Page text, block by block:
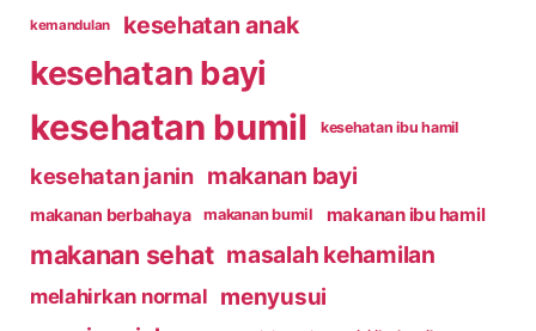
kemandulan kesehatan anak
kesehatan bayi
kesehatan bumil kesehatan ibu hamil
kesehatan janin makanan bayi
makanan berbahaya makanan bumil makanan ibu hamil
makanan sehat masalah kehamilan
melahirkan normal menyusui